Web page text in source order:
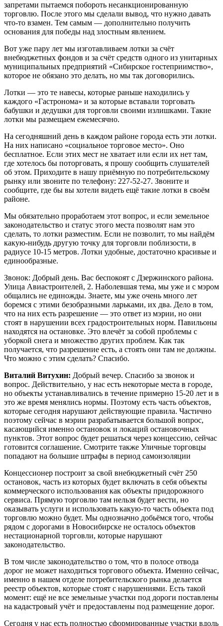
запретами пытаемся побороть несанкционированную
торговлю. После этого мы сделали вывод, что нужно давать
что-то взамен. Тем самым — дополнительно получить
основания для победы над злостным явлением.
Вот уже пару лет мы изготавливаем лотки за счёт
внебюджетных фондов и за счёт средств одного из унитарных
муниципальных предприятий «Сибирское гостеприимство»,
которое не обязано это делать, но мы так договорились.
Лотки — это те навесы, которые раньше находились у
каждого «Гастронома» и за которые вставали торговать
бабушки и дедушки для торговли своими излишками. Такие
лотки мы размещаем ежемесячно.
На сегодняшний день в каждом районе города есть эти лотки.
На них написано «социальное торговое место». Оно
бесплатное. Если этих мест не хватает или если их нет там,
где хотелось бы поторговать, я прошу сообщить слушателей
об этом. Приходите в нашу приёмную по потребительскому
рынку или звоните по телефону: 227-52-27. Звоните и
сообщите, где бы вы хотели видеть ещё такие лотки в своём
районе.
Мы обязательно проработаем этот вопрос, и если земельное
законодательство и статус этого места позволят нам это
сделать, то лотки разместим. Если не позволит, то мы найдём
какую-нибудь другую точку для торговли поблизости, в
радиусе 10-15 метров. Лотки удобные, достаточно красивые и
единообразные.
Звонок: Добрый день. Вас беспокоят с Дзержинского района.
Улица Авиастроителей, 2. Наболевшая тема, мы уже и с мэром
общались не единожды. Знаете, мы уже очень много лет
боремся с этими безобразными ларьками, их два. Дело в том,
что на них есть разрешение — это ответ из мэрии, но они
стоят в нарушении всех градостроительных норм. Павильоны
находятся на остановке. Это влечёт за собой проблемы с
уборкой снега и множество других проблем. Как так
получается, что разрешение есть, а стоять они там не должны.
Что можно с этим сделать? Спасибо.
Виталий Витухин: Добрый вечер. Спасибо за звонок и
вопрос. Действительно, у нас есть некоторые места в городе,
но объекты устанавливались в течение примерно 15-20 лет и в
это же время менялись нормы. Поэтому есть часть объектов,
которые сегодня нарушают действующие правила. Частично
поэтому сейчас в мэрии разрабатывается большой вопрос,
касающийся именно остановок и локаций остановочных
пунктов. Этот вопрос будет решаться через концессию, сейчас
готовится соглашение. Смотрите также Уличные торговцы
попадают на большие штрафы в период самоизоляции
Концессионер построит за свой внебюджетный счёт 250
остановок, часть из которых будет включать в себя объекты
коммерческого использования как объекты придорожного
сервиса. Прямую торговлю там нельзя будет вести, но
оказывать услуги и использовать какую-то часть объекта под
торговлю можно будет. Мы однозначно добьёмся того, чтобы
рядом с дорогами в Новосибирске не осталось объектов
нестационарной торговли, которые нарушают
законодательство.
В том числе законодательство о том, что в полосе отвода
дорог не может находиться торгового объекта. Именно сейчас,
именно в нашем отделе потребительского рынка делается
реестр объектов, которые стоят с нарушениями. Есть такой
момент: ещё не все земельные участки под дороги поставлены
на кадастровый учёт и предоставлены под размещение дорог.
Сегодня у нас есть полностью сформированные участки вдоль